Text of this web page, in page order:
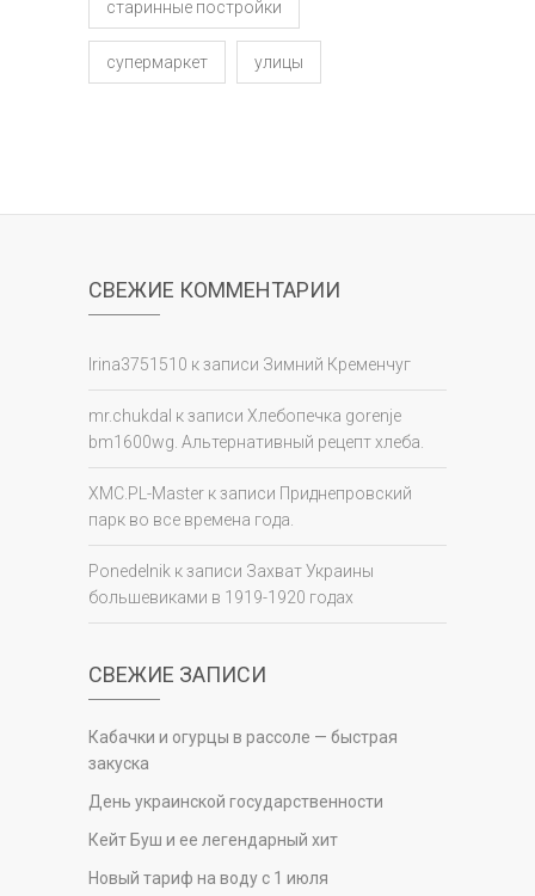
старинные постройки
супермаркет улицы
СВЕЖИЕ КОММЕНТАРИИ
Irina3751510 к записи Зимний Кременчуг
mr.chukdal к записи Хлебопечка gorenje
bm1600wg. Альтернативный рецепт хлеба.
XMC.PL-Master к записи Приднепровский
парк во все времена года.
Ponedelnik к записи Захват Украины
большевиками в 1919-1920 годах
СВЕЖИЕ ЗАПИСИ
Кабачки и огурцы в рассоле — быстрая
закуска
День украинской государственности
Кейт Буш и ее легендарный хит
Новый тариф на воду с 1 июля